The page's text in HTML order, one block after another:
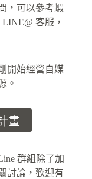
，可以參考蝦
客服，
開始經營自媒
。
畫
群組除了加
討論，歡迎有